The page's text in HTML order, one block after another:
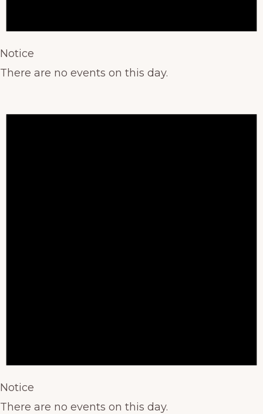
Notice
There are no events on this day.
Notice
There are no events on this day.